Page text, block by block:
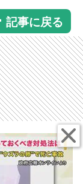
記事に戻る